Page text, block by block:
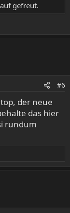
gefreut.
#6
der neue
das hier
rundum